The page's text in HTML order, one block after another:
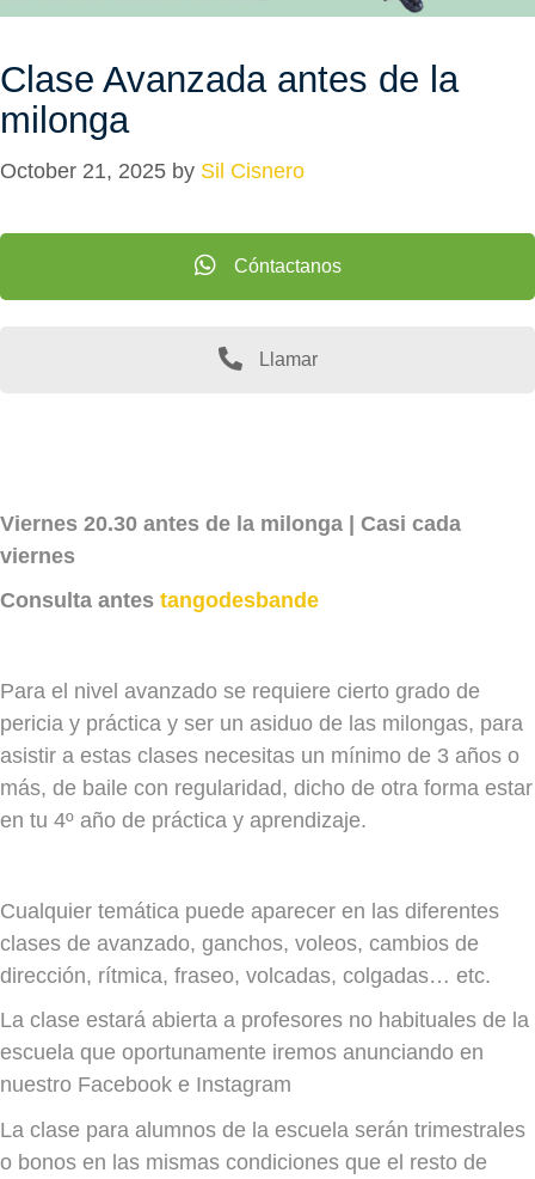
Clase Avanzada antes de la
milonga
October 21, 2025 by Sil Cisnero
Cóntactanos
Llamar
Viernes 20.30 antes de la milonga | Casi cada
viernes
Consulta antes tangodesbande
Para el nivel avanzado se requiere cierto grado de
pericia y práctica y ser un asiduo de las milongas, para
asistir a estas clases necesitas un mínimo de 3 años o
más, de baile con regularidad, dicho de otra forma estar
en tu 4º año de práctica y aprendizaje.
Cualquier temática puede aparecer en las diferentes
clases de avanzado, ganchos, voleos, cambios de
dirección, rítmica, fraseo, volcadas, colgadas… etc.
La clase estará abierta a profesores no habituales de la
escuela que oportunamente iremos anunciando en
nuestro Facebook e Instagram
La clase para alumnos de la escuela serán trimestrales
o bonos en las mismas condiciones que el resto de